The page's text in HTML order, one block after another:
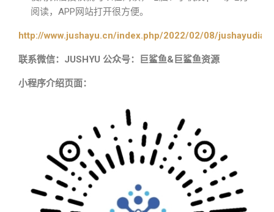
阅读，APP网站打开很方便。
http://www.jushayu.cn/index.php/2022/02/08/
联系微信：JUSHYU 公众号：巨鲨鱼&巨鲨鱼资源
小程序介绍页面：